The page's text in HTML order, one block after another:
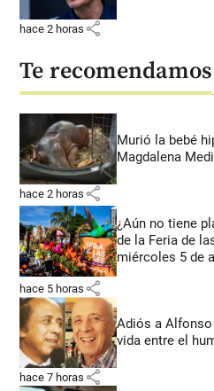
hace 2 horas share
Te recomendamos
Murió la bebé
Magdalena
hace 2 horas share
¿Aún no tiene
de la Feria de
miércoles 5 de
hace 5 horas share
Adiós a
vida entre el
hace 7 horas share